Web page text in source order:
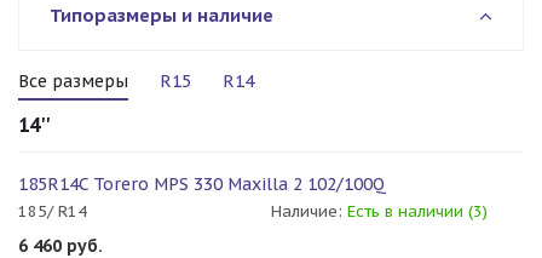
Типоразмеры и наличие
Все размеры R15 R14
14''
185R14C Torero MPS 330 Maxilla 2 102/100Q
185/ R14 Наличие: Есть в наличии (3)
6 460 руб.